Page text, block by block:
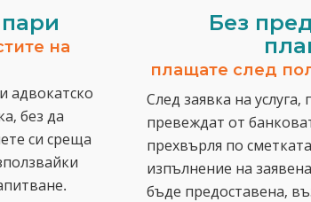
на
адвокатско
без да
си среща
Без
плащате след
След заявка на
превеждат от
прехвърля по
изпълнение на
бъде предоставена,